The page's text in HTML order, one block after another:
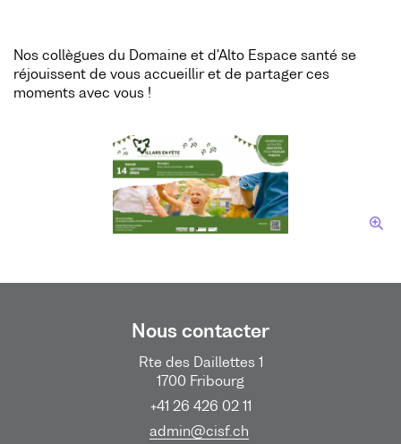
Nos collègues du Domaine et d'Alto Espace santé se
réjouissent de vous accueillir et de partager ces
moments avec vous !
Nous contacter
Rte des Daillettes 1
1700 Fribourg
+41 26 426 02 11
admin@cisf.ch